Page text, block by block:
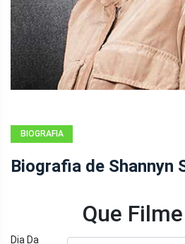
BIOGRAFIA
Biografia de Shannyn
Que
Dia Da